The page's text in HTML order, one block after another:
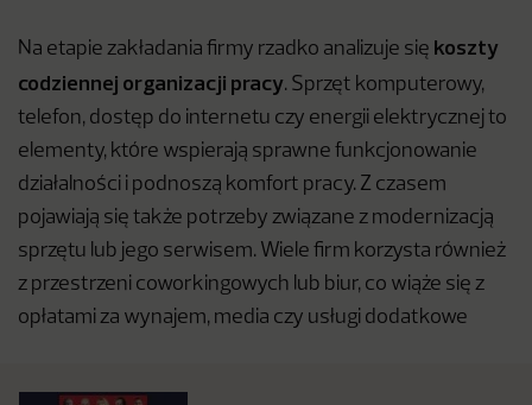
Na etapie zakładania firmy rzadko analizuje się koszty
codziennej organizacji pracy. Sprzęt komputerowy,
telefon, dostęp do internetu czy energii elektrycznej to
elementy, które wspierają sprawne funkcjonowanie
działalności i podnoszą komfort pracy. Z czasem
pojawiają się także potrzeby związane z modernizacją
sprzętu lub jego serwisem. Wiele firm korzysta również
z przestrzeni coworkingowych lub biur, co wiąże się z
opłatami za wynajem, media czy usługi dodatkowe